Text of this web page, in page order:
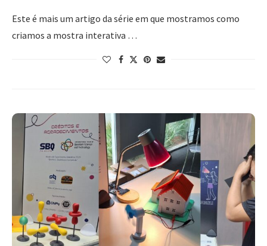
Este é mais um artigo da série em que mostramos como
criamos a mostra interativa …